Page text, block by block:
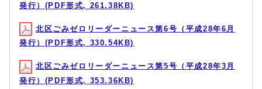
発行）(PDF形式, 261.38KB)
北区ごみゼロリーダーニュース第6号（平成28年6月
発行）(PDF形式, 330.54KB)
北区ごみゼロリーダーニュース第5号（平成28年3月
発行）(PDF形式, 353.36KB)